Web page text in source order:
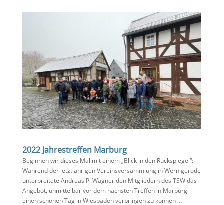
2022 Jahrestreffen Marburg
Beginnen wir dieses Mal mit einem „Blick in den Rückspiegel“:
Während der letztjährigen Vereinsversammlung in Wernigerode
unterbreitete Andreas P. Wagner den Mitgliedern des TSW das
Angebot, unmittelbar vor dem nächsten Treffen in Marburg
einen schönen Tag in Wiesbaden verbringen zu können …